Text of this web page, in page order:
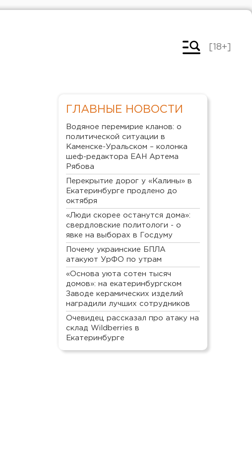
[18+]
ГЛАВНЫЕ НОВОСТИ
Водяное перемирие кланов: о
политической ситуации в
Каменске-Уральском – колонка
шеф-редактора ЕАН Артема
Рябова
Перекрытие дорог у «Калины» в
Екатеринбурге продлено до
октября
«Люди скорее останутся дома»:
свердловские политологи - о
явке на выборах в Госдуму
Почему украинские БПЛА
атакуют УрФО по утрам
«Основа уюта сотен тысяч
домов»: на екатеринбургском
Заводе керамических изделий
наградили лучших сотрудников
Очевидец рассказал про атаку на
склад Wildberries в
Екатеринбурге